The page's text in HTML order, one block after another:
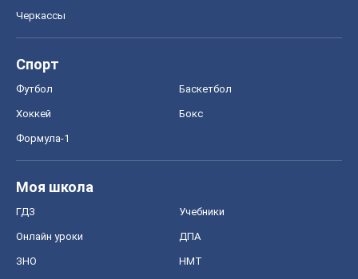
Черкассы
Спорт
Футбол Баскетбол
Хоккей Бокс
Формула-1
Моя школа
ГДЗ Учебники
Онлайн уроки ДПА
ЗНО НМТ